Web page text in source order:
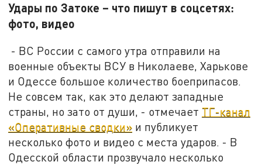
Удары по Затоке – что пишут в соцсетях:
фото, видео
- ВС России с самого утра отправили на
военные объекты ВСУ в Николаеве, Харькове
и Одессе большое количество боеприпасов.
Не совсем так, как это делают западные
страны, но зато от души, - отмечает ТГ-канал
«Оперативные сводки» и публикует
несколько фото и видео с места ударов. - В
Одесской области прозвучало несколько